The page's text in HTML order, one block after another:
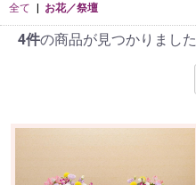
全て | お花／祭壇
4件の商品が見つかりました